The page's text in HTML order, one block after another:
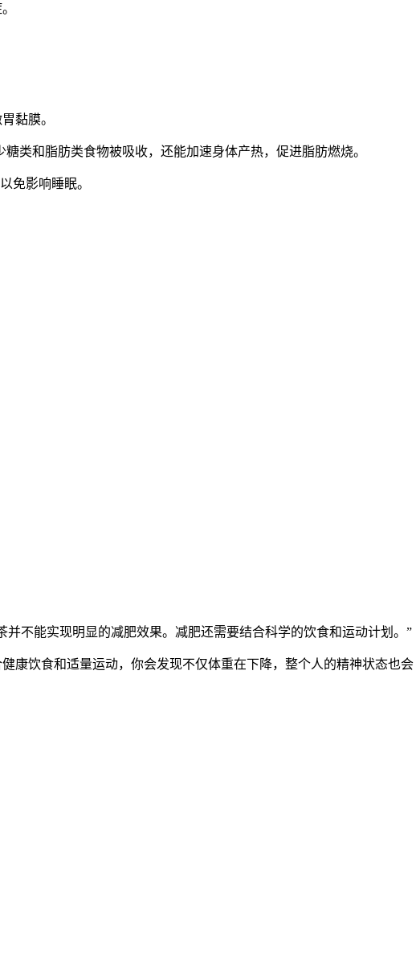
黏膜。
类和脂肪类食物被吸收，还能加速身体产热，促进脂肪燃烧。
免影响睡眠。
不能实现明显的减肥效果。减肥还需要结合科学的饮食和运动计划。”
康饮食和适量运动，你会发现不仅体重在下降，整个人的精神状态也会